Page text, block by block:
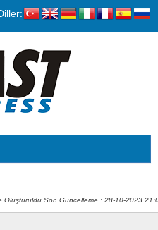
Oluşturuldu Son Güncelleme : 28-10-2023